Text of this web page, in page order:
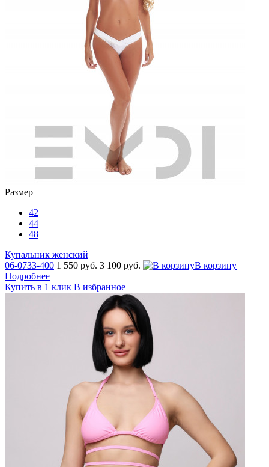
Размер
42
44
48
Купальник женский
06-0733-400 1 550 руб. 3 100 руб.
В корзину
Подробнее
Купить в 1 клик В избранное